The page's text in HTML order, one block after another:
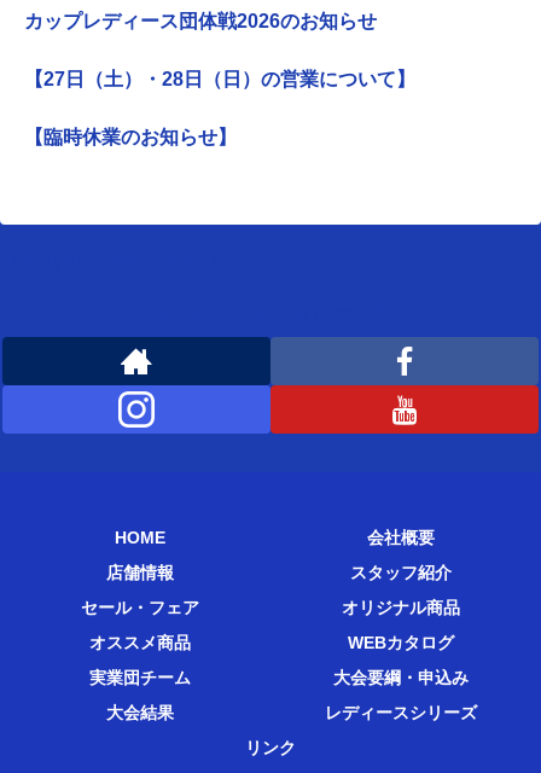
カップレディース団体戦2026のお知らせ
【27日（土）・28日（日）の営業について】
【臨時休業のお知らせ】
HOME
会社概要
店舗情報
スタッフ紹介
セール・フェア
オリジナル商品
オススメ商品
WEBカタログ
実業団チーム
大会要綱・申込み
大会結果
レディースシリーズ
リンク